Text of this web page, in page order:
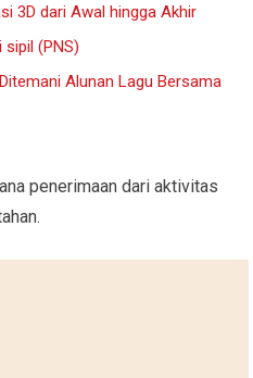
3D dari Awal hingga Akhir
sipil (PNS)
Alunan Lagu Bersama
penerimaan dari aktivitas